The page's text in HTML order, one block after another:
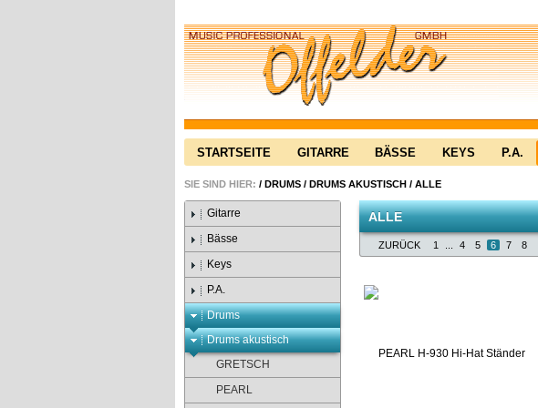
STARTSEITE GITARRE BÄSSE KEYS P.A.
SIE SIND HIER: / DRUMS / DRUMS AKUSTISCH / ALLE
Gitarre
Bässe
Keys
P.A.
Drums
Drums akustisch
GRETSCH
PEARL
ALLE
ZURÜCK 1 4 5 6 7 8